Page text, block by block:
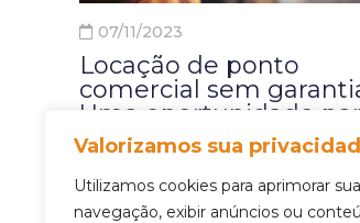
Valorizamos sua
Utilizamos cookies para aprimorar
navegação, exibir anúncios ou
07/11/2023
Locação de ponto
comercial sem
Uma oportunidade
locatários
financeiramente
Ao considerar a locação